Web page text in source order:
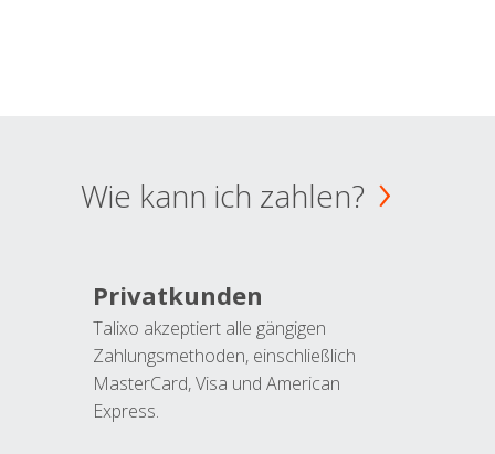
Wie kann ich zahlen?
Privatkunden
Talixo akzeptiert alle gängigen
Zahlungsmethoden, einschließlich
MasterCard, Visa und American
Express.